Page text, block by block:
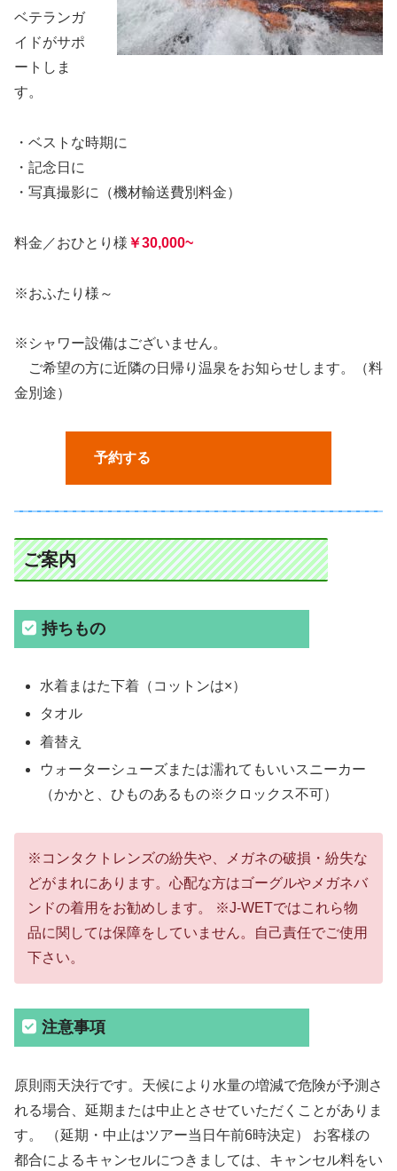
ベテランガ
イドがサポ
ートしま
す。
・ベストな時期に
・記念日に
・写真撮影に（機材輸送費別料金）
料金／おひとり様 ￥30,000~
※おふたり様～
※シャワー設備はございません。
ご希望の方に近隣の日帰り温泉をお知らせします。（料
金別途）
予約する
ご案内
持ちもの
水着まはた下着（コットンは×）
タオル
着替え
ウォーターシューズまたは濡れてもいいスニーカー
（かかと、ひものあるもの※クロックス不可）
※コンタクトレンズの紛失や、メガネの破損・紛失な
どがまれにあります。心配な方はゴーグルやメガネバ
ンドの着用をお勧めします。 ※J-WETではこれら物
品に関しては保障をしていません。自己責任でご使用
下さい。
注意事項
原則雨天決行です。天候により水量の増減で危険が予測さ
れる場合、延期または中止とさせていただくことがありま
す。 （延期・中止はツアー当日午前6時決定） お客様の
都合によるキャンセルにつきましては、キャンセル料をい